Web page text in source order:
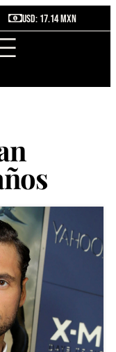
USD: 17.14 MXN